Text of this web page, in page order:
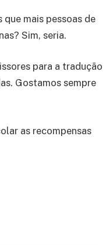
mais pessoas de
Sim, seria.
para a tradução
Gostamos sempre
as recompensas